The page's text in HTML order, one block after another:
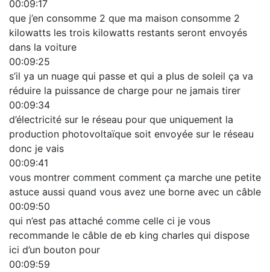
00:09:17
que j’en consomme 2 que ma maison consomme 2
kilowatts les trois kilowatts restants seront envoyés
dans la voiture
00:09:25
s’il ya un nuage qui passe et qui a plus de soleil ça va
réduire la puissance de charge pour ne jamais tirer
00:09:34
d’électricité sur le réseau pour que uniquement la
production photovoltaïque soit envoyée sur le réseau
donc je vais
00:09:41
vous montrer comment comment ça marche une petite
astuce aussi quand vous avez une borne avec un câble
00:09:50
qui n’est pas attaché comme celle ci je vous
recommande le câble de eb king charles qui dispose
ici d’un bouton pour
00:09:59